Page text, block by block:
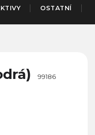
OSTATNÍ
99186